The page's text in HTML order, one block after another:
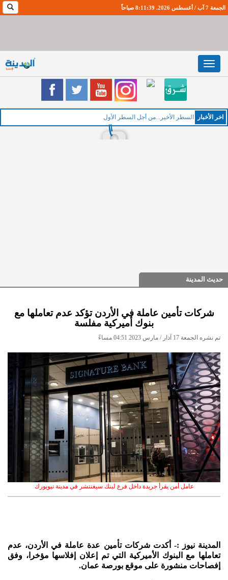
الجمعة 7 آب / أغسطس 2026. 8:11:40 صباحاً
Toggle
navigation
اخر اﻷخبار
حديث المدينة
شركات تأمين عاملة في الأردن تؤكد عدم تعاملها مع
بنوك أميركية مفلسة
تم نشره الجمعة 17 آذار / مارس 2023 04:51 مساءً
عامل أمن يقرأ جريدة داخل فرع لبنك سيغنتشر في مدينة نيويورك
المدينة نيوز :- أكدت شركات تأمين عدة عاملة في الأردن، عدم
تعاملها مع البنوك الأميركية التي تم إعلان إفلاسها مؤخرا، وفق
إفصاحات منشورة على موقع بورصة عمان.